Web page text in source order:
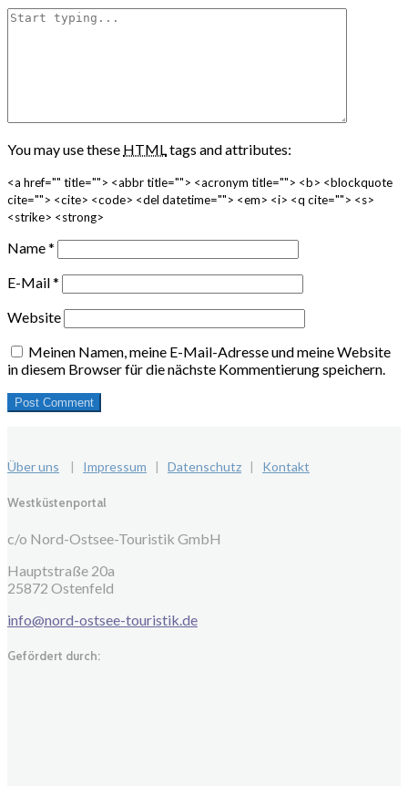
You may use these HTMLtags and attributes:
<a href="" title=""> <abbr title=""> <acronym title=""> <b> <blockquote
cite=""> <cite> <code> <del datetime=""> <em> <i> <q cite=""> <s>
<strike> <strong>
Name*
E-Mail*
Website
Meinen Namen, meine E-Mail-Adresse und meine Website
in diesem Browser für die nächste Kommentierung speichern.
Über uns | Impressum | Datenschutz | Kontakt
Westküstenportal
c/o Nord-Ostsee-Touristik GmbH
Hauptstraße 20a
25872 Ostenfeld
info@nord-ostsee-touristik.de
Gefördert durch: